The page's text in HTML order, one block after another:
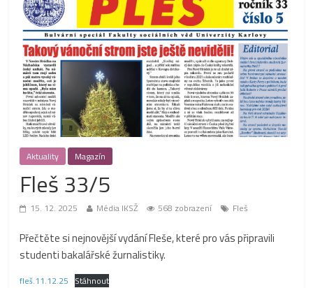
Aktuality Magazín
Fleš 33/5
15. 12. 2025 Média IKSŽ 568 zobrazení Fleš
Přečtěte si nejnovější vydání Fleše, které pro vás připravili
studenti bakalářské žurnalistiky.
fleš.11.12.25 Stáhnout